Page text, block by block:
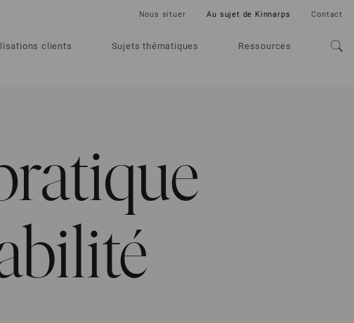
clients Sujets thématiques Ressources
Nous situer Au sujet de Kinnarps Contact